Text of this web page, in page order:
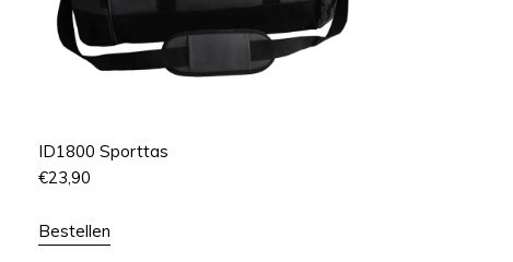
ID1800 Sporttas
€23,90
Bestellen